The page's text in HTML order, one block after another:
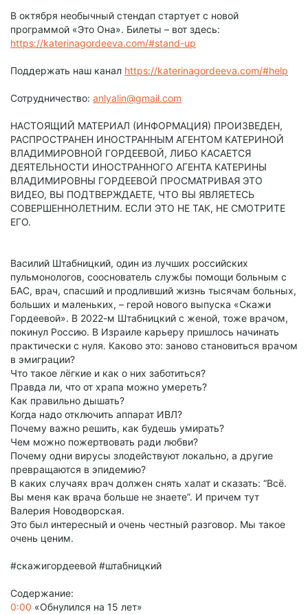
В октября необычный стендап стартует с новой
программой «Это Она». Билеты – вот здесь:
https://katerinagordeeva.com/#stand-up
Поддержать наш канал https://katerinagordeeva.com/#help
Сотрудничество: anlyalin@gmail.com
НАСТОЯЩИЙ МАТЕРИАЛ (ИНФОРМАЦИЯ) ПРОИЗВЕДЕН,
РАСПРОСТРАНЕН ИНОСТРАННЫМ АГЕНТОМ КАТЕРИНОЙ
ВЛАДИМИРОВНОЙ ГОРДЕЕВОЙ, ЛИБО КАСАЕТСЯ
ДЕЯТЕЛЬНОСТИ ИНОСТРАННОГО АГЕНТА КАТЕРИНЫ
ВЛАДИМИРОВНЫ ГОРДЕЕВОЙ ПРОСМАТРИВАЯ ЭТО
ВИДЕО, ВЫ ПОДТВЕРЖДАЕТЕ, ЧТО ВЫ ЯВЛЯЕТЕСЬ
СОВЕРШЕННОЛЕТНИМ. ЕСЛИ ЭТО НЕ ТАК, НЕ СМОТРИТЕ
ЕГО.
Василий Штабницкий, один из лучших российских
пульмонологов, сооснователь службы помощи больным с
БАС, врач, спасший и продливший жизнь тысячам больных,
больших и маленьких, – герой нового выпуска «Скажи
Гордеевой». В 2022-м Штабницкий с женой, тоже врачом,
покинул Россию. В Израиле карьеру пришлось начинать
практически с нуля. Каково это: заново становиться врачом
в эмиграции?
Что такое лёгкие и как о них заботиться?
Правда ли, что от храпа можно умереть?
Как правильно дышать?
Когда надо отключить аппарат ИВЛ?
Почему важно решить, как будешь умирать?
Чем можно пожертвовать ради любви?
Почему одни вирусы злодействуют локально, а другие
превращаются в эпидемию?
В каких случаях врач должен снять халат и сказать: “Всё.
Вы меня как врача больше не знаете”. И причем тут
Валерия Новодворская.
Это был интересный и очень честный разговор. Мы такое
очень ценим.
#скажигордеевой #штабницкий
Содержание:
0:00 «Обнулился на 15 лет»